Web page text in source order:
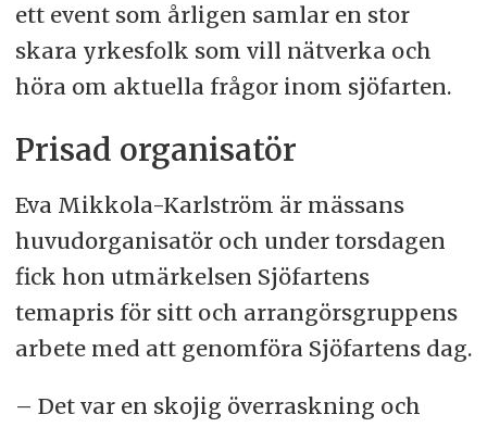
ett event som årligen samlar en stor
skara yrkesfolk som vill nätverka och
höra om aktuella frågor inom sjöfarten.
Prisad organisatör
Eva Mikkola-Karlström är mässans
huvudorganisatör och under torsdagen
fick hon utmärkelsen Sjöfartens
temapris för sitt och arrangörsgruppens
arbete med att genomföra Sjöfartens dag.
– Det var en skojig överraskning och